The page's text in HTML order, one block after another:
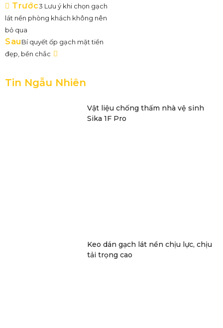
Trước3 Lưu ý khi chọn gạch
lát nền phòng khách không nên
bỏ qua
SauBí quyết ốp gạch mặt tiền
đẹp, bền chắc
Tin Ngẫu Nhiên
Vật liệu chống thấm nhà vệ sinh
Sika 1F Pro
Keo dán gạch lát nền chịu lực, chịu
tải trọng cao